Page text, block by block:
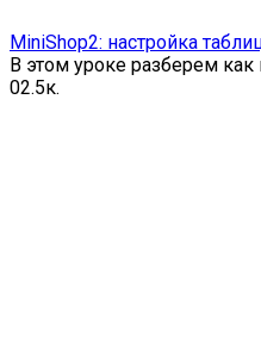
MiniShop2: настройка
В этом уроке разберем как
02.5к.